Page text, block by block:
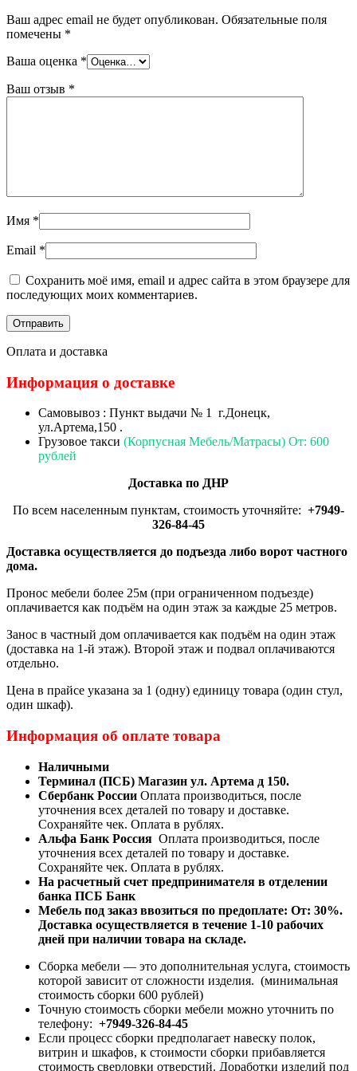
Ваш адрес email не будет опубликован. Обязательные поля
помечены *
Ваша оценка *
Ваш отзыв *
Имя *
Email *
Сохранить моё имя, email и адрес сайта в этом браузере для
последующих моих комментариев.
Оплата и доставка
Информация о доставке
Самовывоз : Пункт выдачи № 1 г.Донецк,
ул.Артема,150 .
Грузовое такси (Корпусная Мебель/Матрасы) От: 600
рублей
Доставка по ДНР
По всем населенным пунктам, стоимость уточняйте: +7949-
326-84-45
Доставка осуществляется до подъезда либо ворот частного
дома.
Пронос мебели более 25м (при ограниченном подъезде)
оплачивается как подъём на один этаж за каждые 25 метров.
Занос в частный дом оплачивается как подъём на один этаж
(доставка на 1-й этаж). Второй этаж и подвал оплачиваются
отдельно.
Цена в прайсе указана за 1 (одну) единицу товара (один стул,
один шкаф).
Информация об оплате товара
Наличными
Терминал (ПСБ) Магазин ул. Артема д 150.
Сбербанк России Оплата производиться, после
уточнения всех деталей по товару и доставке.
Сохраняйте чек. Оплата в рублях.
Альфа Банк Россия Оплата производиться, после
уточнения всех деталей по товару и доставке.
Сохраняйте чек. Оплата в рублях.
На расчетный счет предпринимателя в отделении
банка ПСБ Банк
Мебель под заказ ввозиться по предоплате: От: 30%.
Доставка осуществляется в течение 1-10 рабочих
дней при наличии товара на складе.
Сборка мебели — это дополнительная услуга, стоимость
которой зависит от сложности изделия. (минимальная
стоимость сборки 600 рублей)
Точную стоимость сборки мебели можно уточнить по
телефону: +7949-326-84-45
Если процесс сборки предполагает навеску полок,
витрин и шкафов, к стоимости сборки прибавляется
стоимость сверловки отверстий. Доработки изделий под